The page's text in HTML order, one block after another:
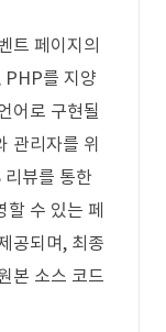
트 페이지의
PHP를 지양
어로 구현될
관리자를 위
뷰를 통한
수 있는 페
공되며, 최종
본 소스 코드